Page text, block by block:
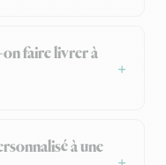
faire livrer à
à une